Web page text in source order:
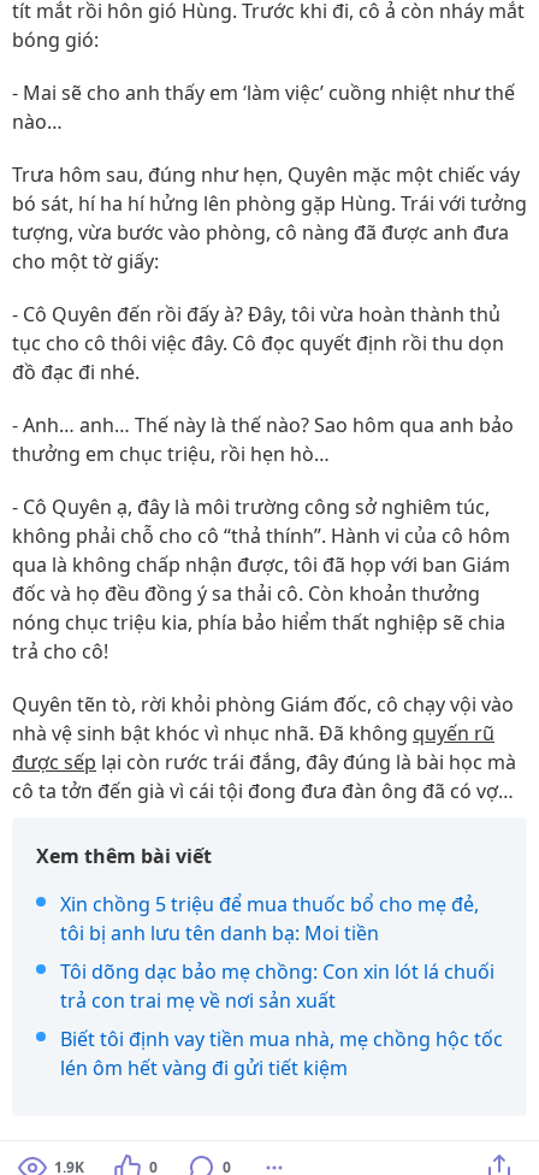
tít mắt rồi hôn gió Hùng. Trước khi đi, cô ả còn nháy mắt
bóng gió:
- Mai sẽ cho anh thấy em ‘làm việc’ cuồng nhiệt như thế
nào…
Trưa hôm sau, đúng như hẹn, Quyên mặc một chiếc váy
bó sát, hí ha hí hửng lên phòng gặp Hùng. Trái với tưởng
tượng, vừa bước vào phòng, cô nàng đã được anh đưa
cho một tờ giấy:
- Cô Quyên đến rồi đấy à? Đây, tôi vừa hoàn thành thủ
tục cho cô thôi việc đây. Cô đọc quyết định rồi thu dọn
đồ đạc đi nhé.
- Anh… anh… Thế này là thế nào? Sao hôm qua anh bảo
thưởng em chục triệu, rồi hẹn hò…
- Cô Quyên ạ, đây là môi trường công sở nghiêm túc,
không phải chỗ cho cô “thả thính”. Hành vi của cô hôm
qua là không chấp nhận được, tôi đã họp với ban Giám
đốc và họ đều đồng ý sa thải cô. Còn khoản thưởng
nóng chục triệu kia, phía bảo hiểm thất nghiệp sẽ chia
trả cho cô!
Quyên tẽn tò, rời khỏi phòng Giám đốc, cô chạy vội vào
nhà vệ sinh bật khóc vì nhục nhã. Đã không quyến rũ
được sếp lại còn rước trái đắng, đây đúng là bài học mà
cô ta tởn đến già vì cái tội đong đưa đàn ông đã có vợ…
Xem thêm bài viết
Xin chồng 5 triệu để mua thuốc bổ cho mẹ đẻ,
tôi bị anh lưu tên danh bạ: Moi tiền
Tôi dõng dạc bảo mẹ chồng: Con xin lót lá chuối
trả con trai mẹ về nơi sản xuất
Biết tôi định vay tiền mua nhà, mẹ chồng hộc tốc
lén ôm hết vàng đi gửi tiết kiệm
1.9K 0 0